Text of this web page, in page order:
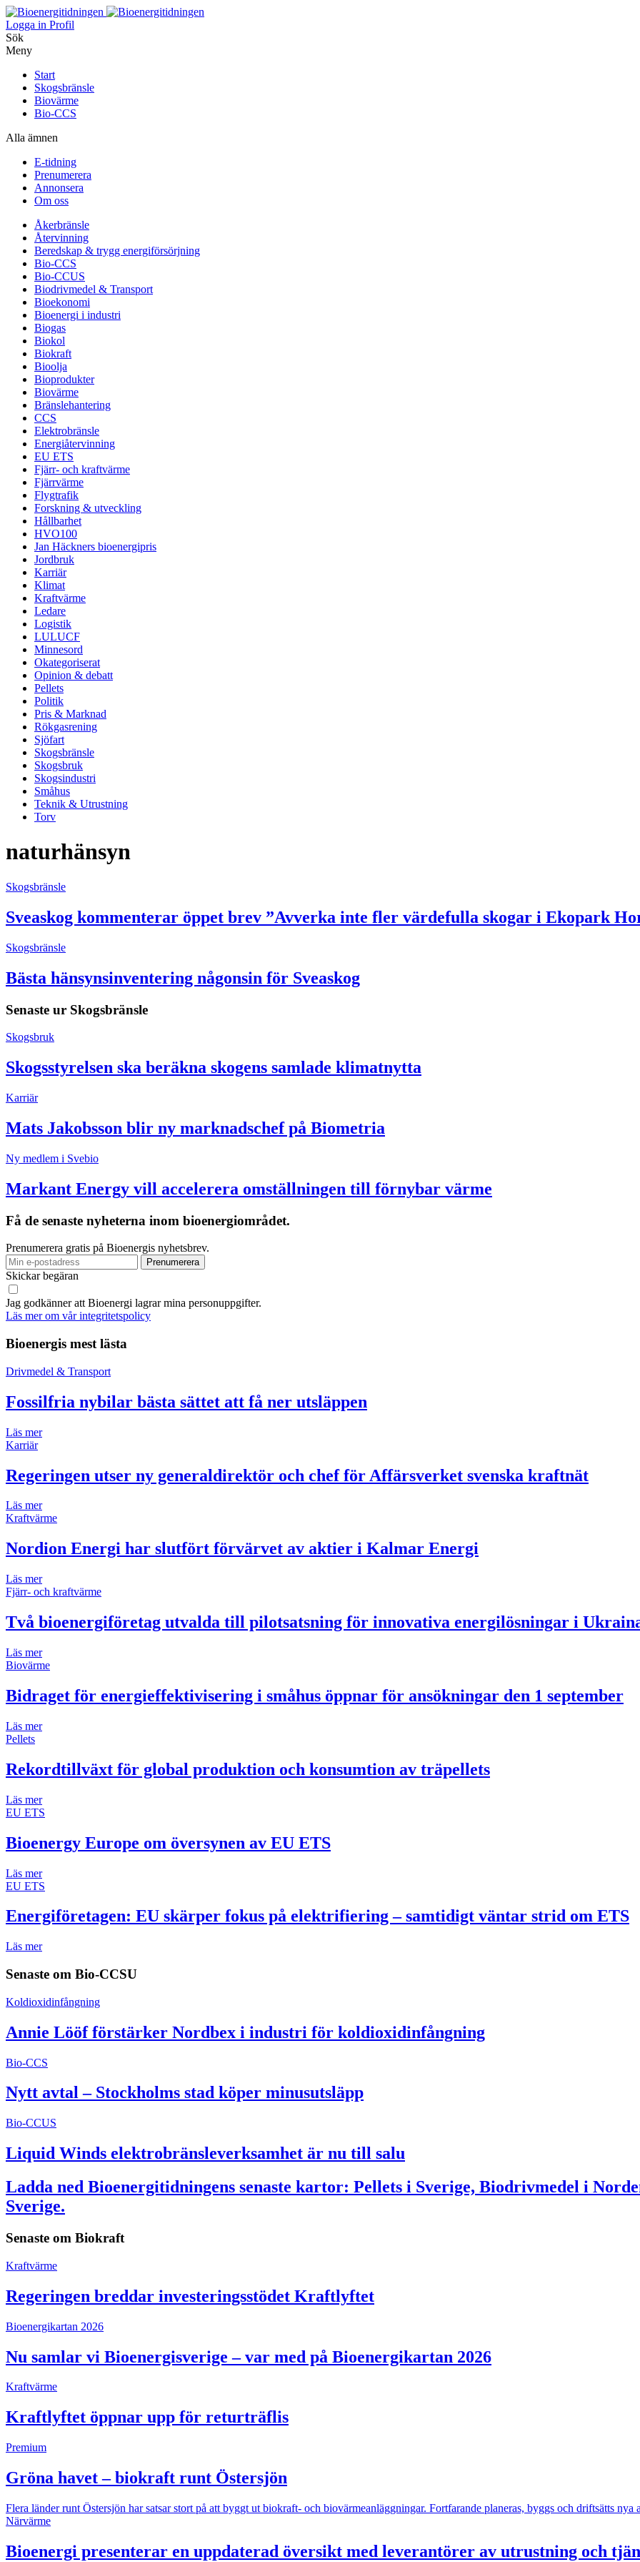
Logga in Profil
Sök
Meny
Start
Skogsbränsle
Biovärme
Bio-CCS
Alla ämnen
E-tidning
Prenumerera
Annonsera
Om oss
Åkerbränsle
Återvinning
Beredskap & trygg energiförsörjning
Bio-CCS
Bio-CCUS
Biodrivmedel & Transport
Bioekonomi
Bioenergi i industri
Biogas
Biokol
Biokraft
Bioolja
Bioprodukter
Biovärme
Bränslehantering
CCS
Elektrobränsle
Energiåtervinning
EU ETS
Fjärr- och kraftvärme
Fjärrvärme
Flygtrafik
Forskning & utveckling
Hållbarhet
HVO100
Jan Häckners bioenergipris
Jordbruk
Karriär
Klimat
Kraftvärme
Ledare
Logistik
LULUCF
Minnesord
Okategoriserat
Opinion & debatt
Pellets
Politik
Pris & Marknad
Rökgasrening
Sjöfart
Skogsbränsle
Skogsbruk
Skogsindustri
Småhus
Teknik & Utrustning
Torv
naturhänsyn
Skogsbränsle
Sveaskog kommenterar öppet brev ”Avverka inte fler värdefulla skogar i Ekopark
Skogsbränsle
Bästa hänsynsinventering någonsin för Sveaskog
Senaste ur Skogsbränsle
Skogsbruk
Skogsstyrelsen ska beräkna skogens samlade klimatnytta
Karriär
Mats Jakobsson blir ny marknadschef på Biometria
Ny medlem i Svebio
Markant Energy vill accelerera omställningen till förnybar värme
Få de senaste nyheterna inom bioenergiområdet.
Prenumerera gratis på Bioenergis nyhetsbrev.
Skickar begäran
Jag godkänner att Bioenergi lagrar mina personuppgifter.
Läs mer om vår integritetspolicy
Bioenergis mest lästa
Drivmedel & Transport
Fossilfria nybilar bästa sättet att få ner utsläppen
Läs mer
Karriär
Regeringen utser ny generaldirektör och chef för Affärsverket svenska kraftnät
Läs mer
Kraftvärme
Nordion Energi har slutfört förvärvet av aktier i Kalmar Energi
Läs mer
Fjärr- och kraftvärme
Två bioenergiföretag utvalda till pilotsatsning för innovativa energilösningar i
Läs mer
Biovärme
Bidraget för energieffektivisering i småhus öppnar för ansökningar den 1 september
Läs mer
Pellets
Rekordtillväxt för global produktion och konsumtion av träpellets
Läs mer
EU ETS
Bioenergy Europe om översynen av EU ETS
Läs mer
EU ETS
Energiföretagen: EU skärper fokus på elektrifiering – samtidigt väntar strid om ETS
Läs mer
Senaste om Bio-CCSU
Koldioxidinfångning
Annie Lööf förstärker Nordbex i industri för koldioxidinfångning
Bio-CCS
Nytt avtal – Stockholms stad köper minusutsläpp
Bio-CCUS
Liquid Winds elektrobränsleverksamhet är nu till salu
Ladda ned Bioenergitidningens senaste kartor: Pellets i Sverige, Biodrivmedel i
Sverige.
Senaste om Biokraft
Kraftvärme
Regeringen breddar investeringsstödet Kraftlyftet
Bioenergikartan 2026
Nu samlar vi Bioenergisverige – var med på Bioenergikartan 2026
Kraftvärme
Kraftlyftet öppnar upp för returträflis
Premium
Gröna havet – biokraft runt Östersjön
Flera länder runt Östersjön har satsar stort på att byggt ut biokraft- och biovärmeanläggningar. Fortfarande planeras, byggs och driftsätts
Närvärme
Bioenergi presenterar en uppdaterad översikt med leverantörer av utrustning och